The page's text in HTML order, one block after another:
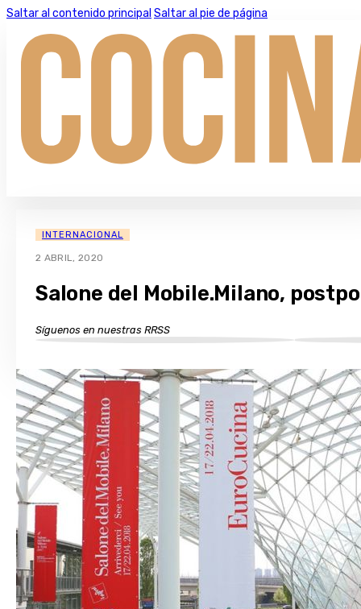
Saltar al contenido principal Saltar al pie de página
INTERNACIONAL
2 ABRIL, 2020
Salone del Mobile.Milano,
Síguenos en nuestras RRSS